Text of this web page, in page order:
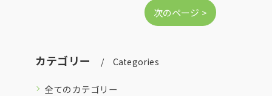
次のページ >
カテゴリー Categories
全てのカテゴリー